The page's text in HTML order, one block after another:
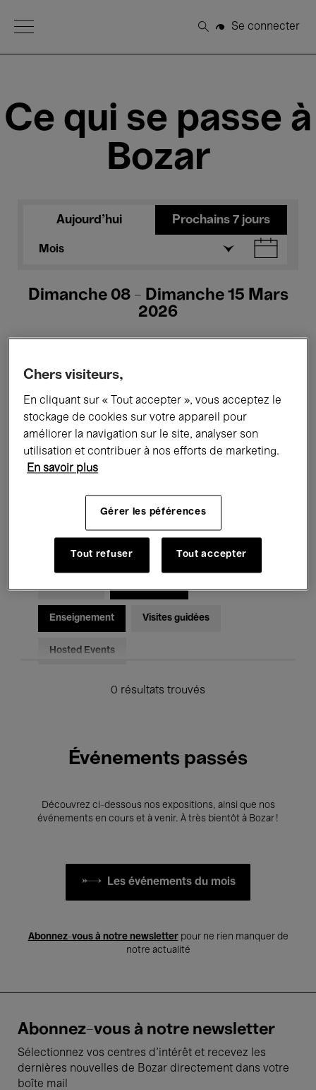
Open Menu
Rechercher
Se connecter
Ce qui se passe à
Bozar
Aujourd'hui Prochains 7 jours
Mois
Dimanche 08 - Dimanche 15 Mars
2026
Tous les événements Concerts
Expositions Films Performances
Rencontres & Débats
Musique classique Global Music
Musique électronique
Enseignement Visites guidées
Hosted Events
0 résultats trouvés
Événements passés
Découvrez ci-dessous nos expositions, ainsi que nos
événements en cours et à venir. À très bientôt à Bozar !
Les événements du mois
Abonnez-vous à notre newsletterpour ne rien manquer de
notre actualité
Abonnez-vous à notre newsletter
Sélectionnez vos centres d'intérêt et recevez les
dernières nouvelles de Bozar directement dans votre
boîte mail
Chers visiteurs,
En cliquant sur « Tout accepter », vous acceptez le
stockage de cookies sur votre appareil pour
améliorer la navigation sur le site, analyser son
utilisation et contribuer à nos efforts de marketing.
En savoir plus
Gérer les péférences
Tout refuser Tout accepter